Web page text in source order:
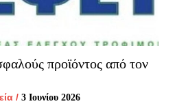
προϊόντος από τον
/ 3 Ιουνίου 2026